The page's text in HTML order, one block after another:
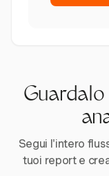
Segui l'intero
tuoi report e